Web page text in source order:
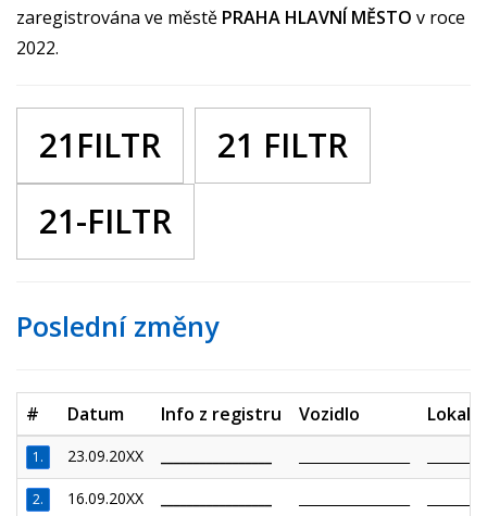
zaregistrována ve městě PRAHA HLAVNÍ MĚSTO v roce
2022.
21FILTR
21 FILTR
21-FILTR
Poslední změny
# Datum Info z registru Vozidlo
1. 23.09.20XX
2. 16.09.20XX